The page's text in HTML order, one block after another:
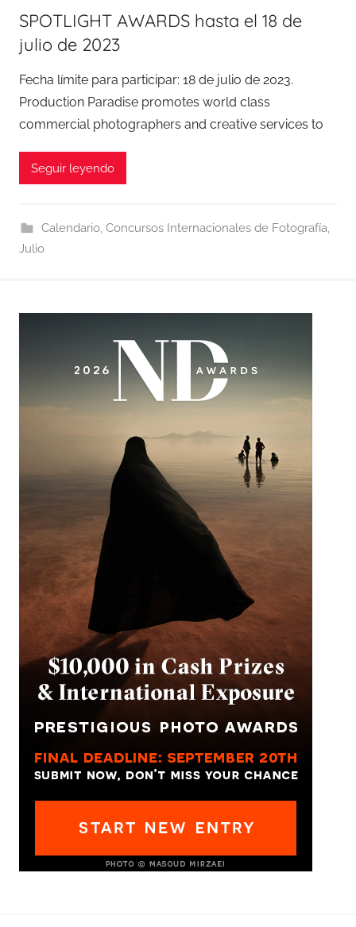
SPOTLIGHT AWARDS hasta el 18 de
julio de 2023
Fecha límite para participar: 18 de julio de 2023.
Production Paradise promotes world class
commercial photographers and creative services to
Seguir leyendo
Calendario, Concursos Internacionales de Fotografía,
Julio